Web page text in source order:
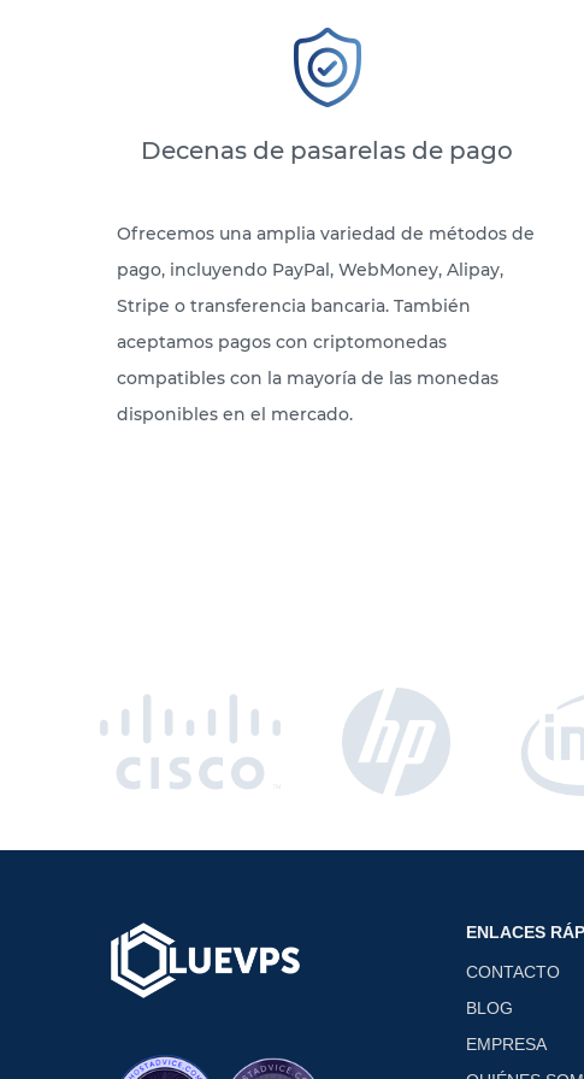
Decenas de pasarelas de pago
Ofrecemos una amplia variedad de métodos de
pago, incluyendo PayPal, WebMoney, Alipay,
Stripe o transferencia bancaria. También
aceptamos pagos con criptomonedas
compatibles con la mayoría de las monedas
disponibles en el mercado.
ENLACES
CONTACTO
BLOG
EMPRESA